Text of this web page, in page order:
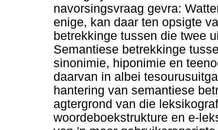
navorsingsvraag gevra:
enige, kan daar ten opsigte
betrekkinge tussen die twee
Semantiese betrekkinge
sinonimie, hiponimie en
daarvan in albei
hantering van semantiese
agtergrond van die
woordeboekstrukture en e-